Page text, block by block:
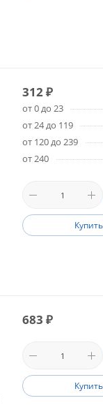
312₽
от 0 до 23
от 24 до 119
от 120 до 239
от 240
683 ₽